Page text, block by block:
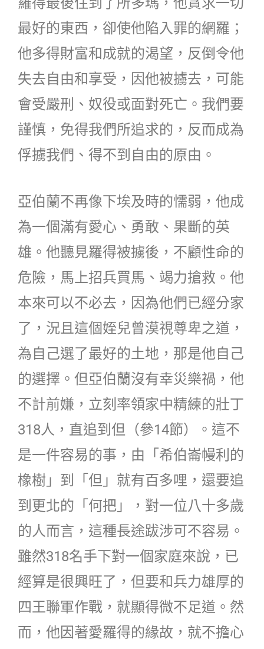
最好的東西，卻使他陷入罪的網羅；
他多得財富和成就的渴望，反倒令他
失去自由和享受，因他被擄去，可能
會受嚴刑、奴役或面對死亡。我們要
謹慎，免得我們所追求的，反而成為
俘擄我們、得不到自由的原由。
亞伯蘭不再像下埃及時的懦弱，他成
為一個滿有愛心、勇敢、果斷的英
雄。他聽見羅得被擄後，不顧性命的
危險，馬上招兵買馬、竭力搶救。他
本來可以不必去，因為他們已經分家
了，況且這個姪兒曾漠視尊卑之道，
為自己選了最好的土地，那是他自己
的選擇。但亞伯蘭沒有幸災樂禍，他
不計前嫌，立刻率領家中精練的壯丁
318人，直追到但（參14節）。這不
是一件容易的事，由「希伯崙幔利的
橡樹」到「但」就有百多哩，還要追
到更北的「何把」，對一位八十多歲
的人而言，這種長途跋涉可不容易。
雖然318名手下對一個家庭來說，已
經算是很興旺了，但要和兵力雄厚的
四王聯軍作戰，就顯得微不足道。然
而，他因著愛羅得的緣故，就不擔心